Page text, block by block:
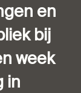
en
bij
week
in